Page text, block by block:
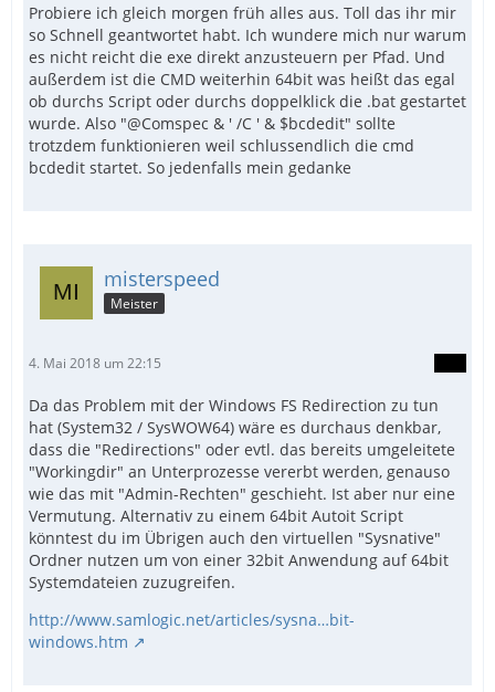
Probiere ich gleich morgen früh alles aus. Toll das ihr mir
so Schnell geantwortet habt. Ich wundere mich nur warum
es nicht reicht die exe direkt anzusteuern per Pfad. Und
außerdem ist die CMD weiterhin 64bit was heißt das egal
ob durchs Script oder durchs doppelklick die .bat gestartet
wurde. Also "@Comspec & ' /C ' & $bcdedit" sollte
trotzdem funktionieren weil schlussendlich die cmd
bcdedit startet. So jedenfalls mein gedanke
misterspeed
Meister
4. Mai 2018 um 22:15
Da das Problem mit der Windows FS Redirection zu tun
hat (System32 / SysWOW64) wäre es durchaus denkbar,
dass die "Redirections" oder evtl. das bereits umgeleitete
"Workingdir" an Unterprozesse vererbt werden, genauso
wie das mit "Admin-Rechten" geschieht. Ist aber nur eine
Vermutung. Alternativ zu einem 64bit Autoit Script
könntest du im Übrigen auch den virtuellen "Sysnative"
Ordner nutzen um von einer 32bit Anwendung auf 64bit
Systemdateien zuzugreifen.
http://www.samlogic.net/articles/sysna…bit-
windows.htm